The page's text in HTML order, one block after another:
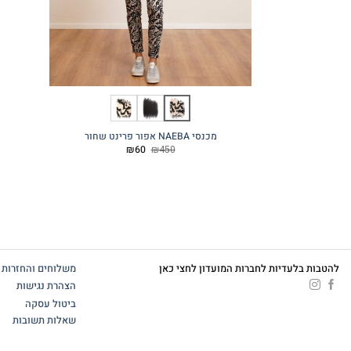
מכנסי NAEBA אפור פרינט שחור
₪450 המחיר
₪60 המחיר
להטבות בלעדיות לחברות המועדון לחצי כאן
משלוחים והחזרות
הצהרת נגישות
ביטול עסקה
שאלות תשובות